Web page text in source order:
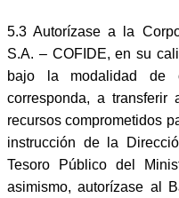
5.3 Autorízase a la
S.A. – COFIDE, en su
bajo la modalidad de
corresponda, a
recursos comprometidos
instrucción de la
Tesoro Público del
asimismo, autorízase al